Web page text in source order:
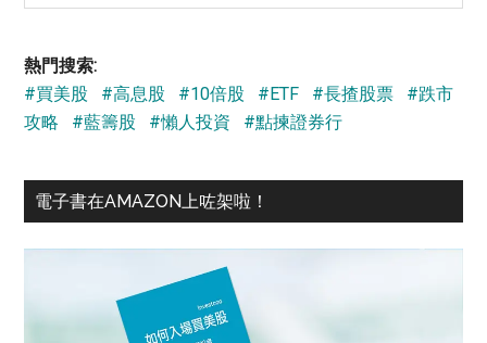
熱門搜索:
#買美股
#高息股 #10倍股 #ETF #長揸股票
#跌市
攻略
#藍籌股 #懶人投資 #點揀證券行
電子書在AMAZON上咗架啦！